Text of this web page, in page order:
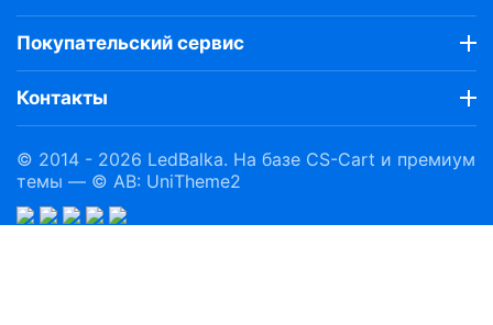
Покупательский сервис
Контакты
© 2014 - 2026 LedBalka. На базе CS-Cart и премиум
темы — © AB: UniTheme2